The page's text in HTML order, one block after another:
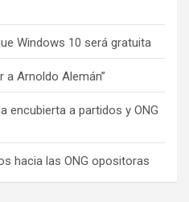
Windows 10 será gratuita
a Arnoldo Alemán”
encubierta a partidos y ONG
hacia las ONG opositoras